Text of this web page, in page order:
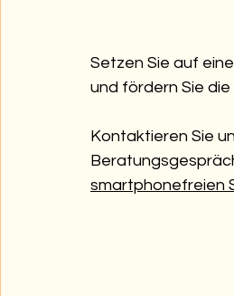
Setzen Sie auf
und fördern Sie
Kontaktieren Sie
smartphonefreien